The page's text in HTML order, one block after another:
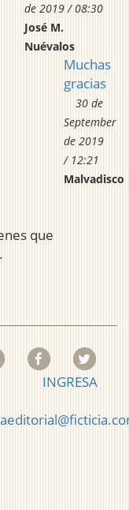
de 2019 / 08:30
José M.
Nuévalos
Muchas
gracias
30 de
September
de 2019
/ 12:21
Malvadisco
que
.
INGRESA